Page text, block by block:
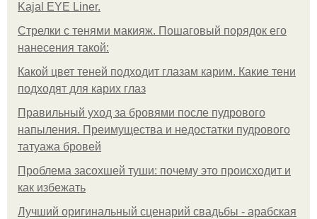
Kajal EYE Liner.
Стрелки с тенями макияж. Пошаговый порядок его
нанесения такой:
Какой цвет теней подходит глазам карим. Какие тени
подходят для карих глаз
Правильный уход за бровями после пудрового
напыления. Преимущества и недостатки пудрового
татуажа бровей
Проблема засохшей туши: почему это происходит и
как избежать
Лучший оригинальный сценарий свадьбы - арабская